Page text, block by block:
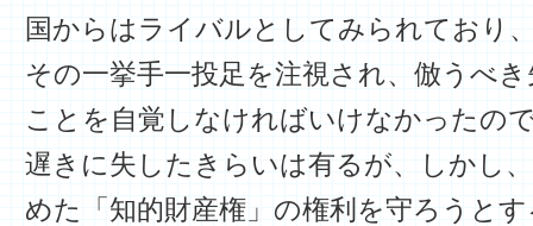
国からはライバルとしてみられており
その一挙手一投足を注視され、倣うべ
ことを自覚しなければいけなかったの
遅きに失したきらいは有るが、しかし
めた「知的財産権」の権利を守ろうと